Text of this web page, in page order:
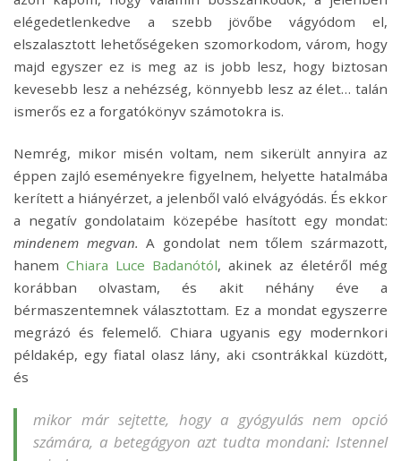
elégedetlenkedve a szebb jövőbe vágyódom el,
elszalasztott lehetőségeken szomorkodom, várom, hogy
majd egyszer ez is meg az is jobb lesz, hogy biztosan
kevesebb lesz a nehézség, könnyebb lesz az élet… talán
ismerős ez a forgatókönyv számotokra is.
Nemrég, mikor misén voltam, nem sikerült annyira az
éppen zajló eseményekre figyelnem, helyette hatalmába
kerített a hiányérzet, a jelenből való elvágyódás. És ekkor
a negatív gondolataim közepébe hasított egy mondat:
mindenem megvan. A gondolat nem tőlem származott,
hanem Chiara Luce Badanótól, akinek az életéről még
korábban olvastam, és akit néhány éve a
bérmaszentemnek választottam. Ez a mondat egyszerre
megrázó és felemelő. Chiara ugyanis egy modernkori
példakép, egy fiatal olasz lány, aki csontrákkal küzdött,
és
mikor már sejtette, hogy a gyógyulás nem opció
számára, a betegágyon azt tudta mondani: Istennel